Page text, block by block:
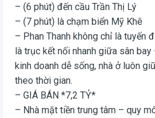
– (6 phút) đến cầu Trần Thị Lý
– (7 phút) là chạm biển Mỹ Khê
– Phan Thanh không chỉ là tuyến
là trục kết nối nhanh giữa sân
kinh doanh dễ sống, nhà ở luôn
theo thời gian.
– GIÁ BÁN *7,2 TỶ*
– Nhà mặt tiền trung tâm – quy